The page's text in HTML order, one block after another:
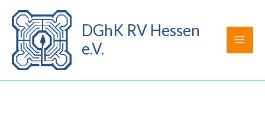
Zum
Inhalt
springen
DGhK RV Hessen
e.V.